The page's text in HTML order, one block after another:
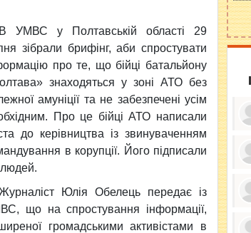
В УМВС у Полтавській області 29
зібрали брифінг, аби спростувати
про те, що бійці батальйону
знаходяться у зоні АТО без
амуніції та не забезпечені усім
Про це бійці АТО написали
до керівництва із звинуваченням
в корупції. Його підписали
Юлія Обелець передає із
що на спростування інформації,
громадськими активістами в